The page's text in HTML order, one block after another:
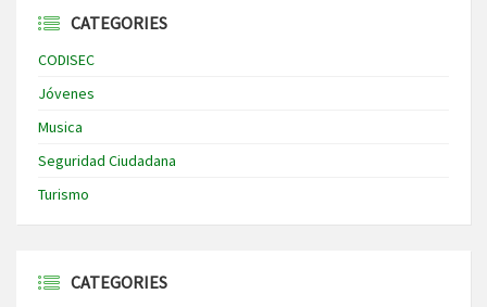
CATEGORIES
CODISEC
Jóvenes
Musica
Seguridad Ciudadana
Turismo
CATEGORIES